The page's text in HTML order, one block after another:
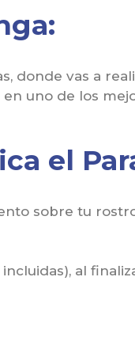
donde vas a
uno de los
el
sobre tu
al